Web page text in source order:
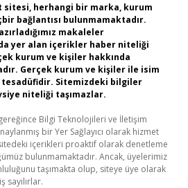
sitesi, herhangi bir marka, kurum
bağlantısı bulunmamaktadır.
makaleler
yer alan içerikler haber niteliği
kurum ve kişiler hakkında
Gerçek kurum ve kişiler ile isim
Sitemizdeki bilgiler
niteliği taşımazlar.
gereğince Bilgi Teknolojileri ve İletişim
bir Yer Sağlayıcı olarak hizmet
içerikleri proaktif olarak denetleme
bulunmamaktadır. Ancak, üyelerimiz
taşımakta olup, siteye üye olarak
sayılırlar.